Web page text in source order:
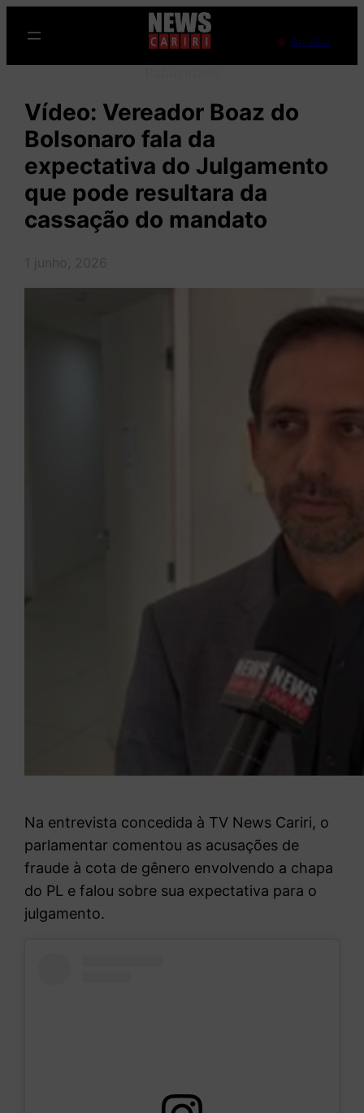
para
o
Ao Vivo
Vídeo: Vereador Boaz do
Bolsonaro fala da
expectativa do Julgamento
que pode resultara da
cassação do mandato
1 junho, 2026
Na entrevista concedida à TV News Cariri, o
parlamentar comentou as acusações de
fraude à cota de gênero envolvendo a chapa
do PL e falou sobre sua expectativa para o
julgamento.